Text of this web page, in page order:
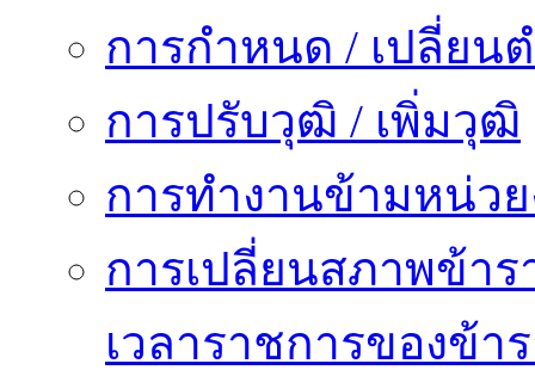
การกำหนด / เปลี่ยน
การปรับวุฒิ / เพิ่มวุฒิ
การทำงานข้ามหน่ว
การเปลี่ยนสภาพข้า
เวลาราชการของข้า